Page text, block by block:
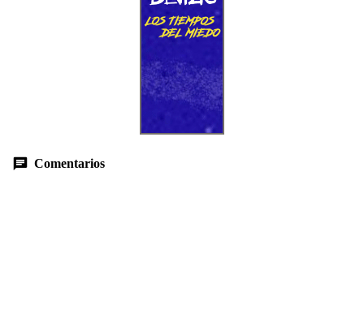
Comentarios